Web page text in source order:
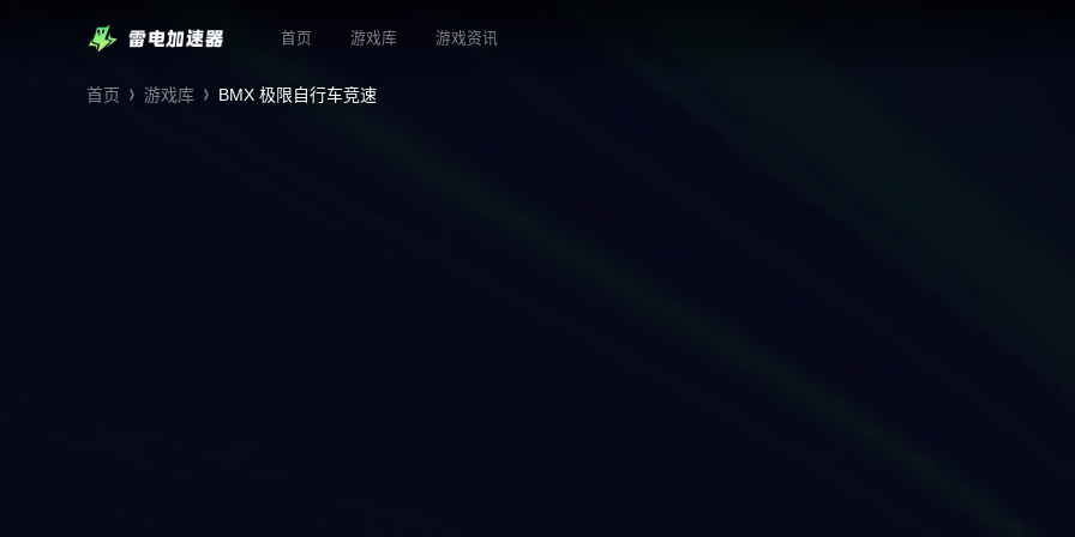
首页 游戏库 游戏资讯
首页 游戏库 BMX 极限自行车竞速